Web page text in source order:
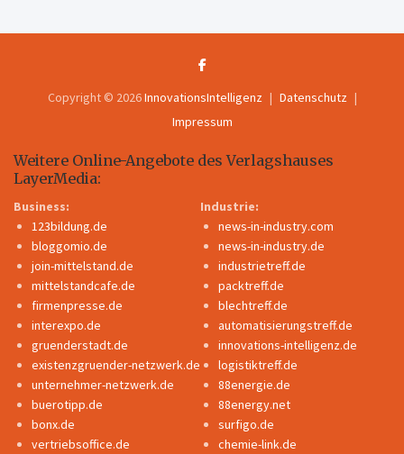
Copyright © 2026InnovationsIntelligenz
Datenschutz
Impressum
Weitere Online-Angebote des Verlagshauses
LayerMedia:
Business:
123bildung.de
bloggomio.de
join-mittelstand.de
mittelstandcafe.de
firmenpresse.de
interexpo.de
gruenderstadt.de
existenzgruender-netzwerk.de
unternehmer-netzwerk.de
buerotipp.de
bonx.de
vertriebsoffice.de
Industrie:
news-in-industry.com
news-in-industry.de
industrietreff.de
packtreff.de
blechtreff.de
automatisierungstreff.de
innovations-intelligenz.de
logistiktreff.de
88energie.de
88energy.net
surfigo.de
chemie-link.de